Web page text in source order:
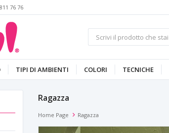
76 76
TIPI DI AMBIENTI COLORI TECNICHE
Ragazza
Home Page Ragazza